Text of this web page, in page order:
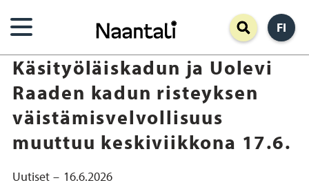
pääsisältöön
FI
Käsityöläiskadun ja Uolevi
Raaden kadun risteyksen
väistämisvelvollisuus
muuttuu keskiviikkona 17.6.
Uutiset 16.6.2026